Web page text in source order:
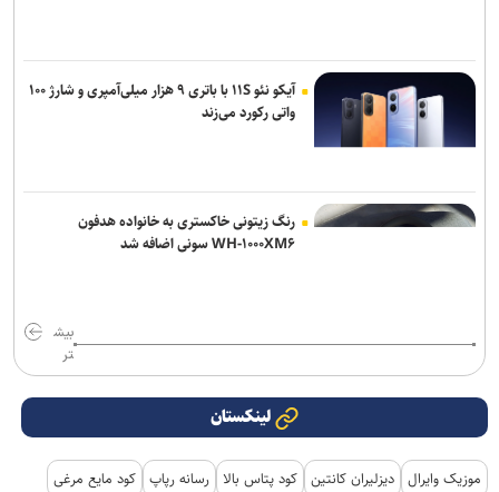
آیکو نئو ۱۱S با باتری ۹ هزار میلی‌آمپری و شارژ ۱۰۰
واتی رکورد می‌زند
رنگ زیتونی خاکستری به خانواده هدفون
WH-۱۰۰۰XM۶ سونی اضافه شد
بیش
تر
لینکستان
موزیک وایرال دیزلیران کانتین کود پتاس بالا رسانه رپاپ کود مایع مرغی